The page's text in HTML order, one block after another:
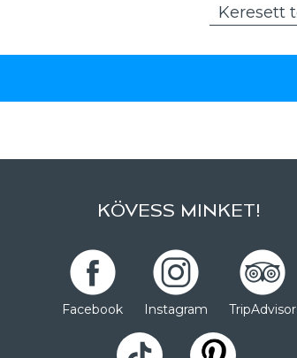
KÖVESS MINKET!
Facebook Instagram TripAdvisor